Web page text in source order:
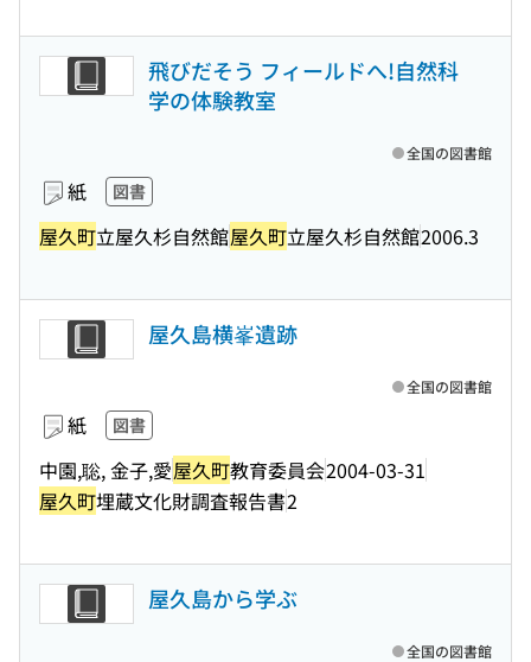
飛びだそう フィールドへ!自然科
学の体験教室
紙 図書
屋久町立屋久杉自然館屋久町立屋久杉自然館2006.3
全国の図書館
屋久島横峯遺跡
紙 図書
中園,聡, 金子,愛屋久町教育委員会2004-03-31
屋久町埋蔵文化財調査報告書2
全国の図書館
屋久島から学ぶ
全国の図書館